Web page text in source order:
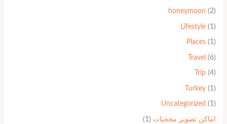
honeymoon (2)
Lifestyle(1)
Places(1)
Travel (6)
Trip(4)
Turkey(1)
Uncategorized (1)
اماكن تصوير محجبات (1)